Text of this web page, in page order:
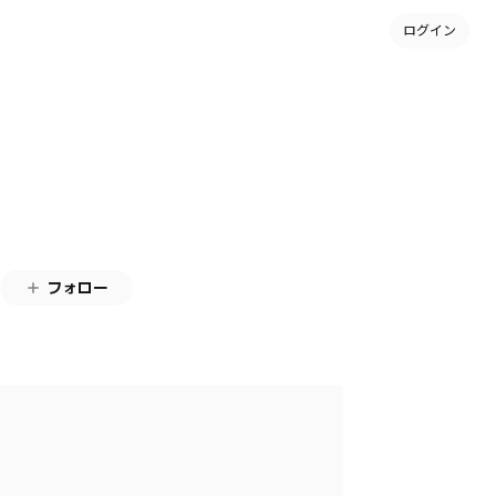
ログイン
フォロー